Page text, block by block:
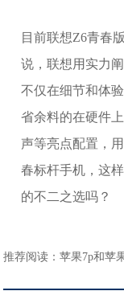
目前联想Z6青春
说，联想用实力
不仅在细节和体
省余料的在硬件
声等亮点配置，
春标杆手机，这
的不二之选吗？
推荐阅读：苹果7p和苹